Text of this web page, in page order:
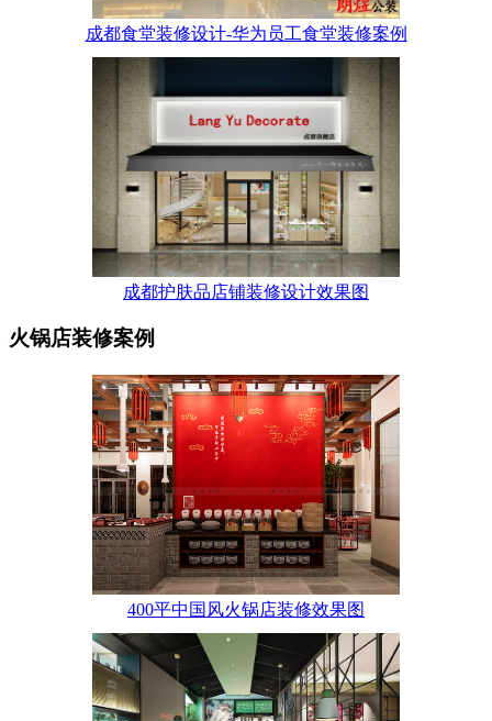
成都食堂装修设计-华为员工食堂装修案例
成都护肤品店铺装修设计效果图
火锅店装修案例
400平中国风火锅店装修效果图